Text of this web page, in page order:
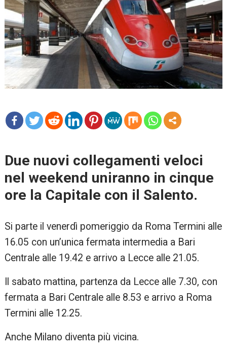
Due nuovi collegamenti veloci
nel weekend uniranno in cinque
ore la Capitale con il Salento.
Si parte il venerdì pomeriggio da Roma Termini alle
16.05 con un’unica fermata intermedia a Bari
Centrale alle 19.42 e arrivo a Lecce alle 21.05.
Il sabato mattina, partenza da Lecce alle 7.30, con
fermata a Bari Centrale alle 8.53 e arrivo a Roma
Termini alle 12.25.
Anche Milano diventa più vicina.